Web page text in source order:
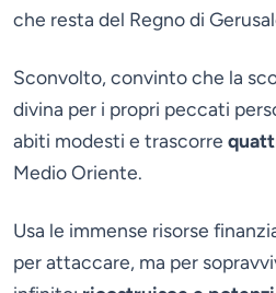
che resta del Regno di
Sconvolto, convinto che la
divina per i propri peccati
abiti modesti e trascorre
Medio Oriente.
Usa le immense risorse
per attaccare, ma per